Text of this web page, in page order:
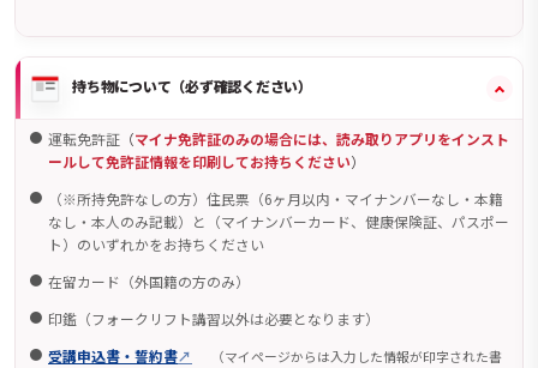
持ち物について（必ず確認ください）
運転免許証 （マイナ免許証のみの場合には、読み取りアプリをインスト
ールして免許証情報を印刷してお持ちください）
（※所持免許なしの方）住民票（6ヶ月以内・マイナンバーなし・本籍
なし・本人のみ記載）と（マイナンバーカード、健康保険証、パスポー
ト）のいずれかをお持ちください
在留カード（外国籍の方のみ）
印鑑（フォークリフト講習以外は必要となります）
受講申込書・誓約書
（マイページからは入力した情報が印字された書